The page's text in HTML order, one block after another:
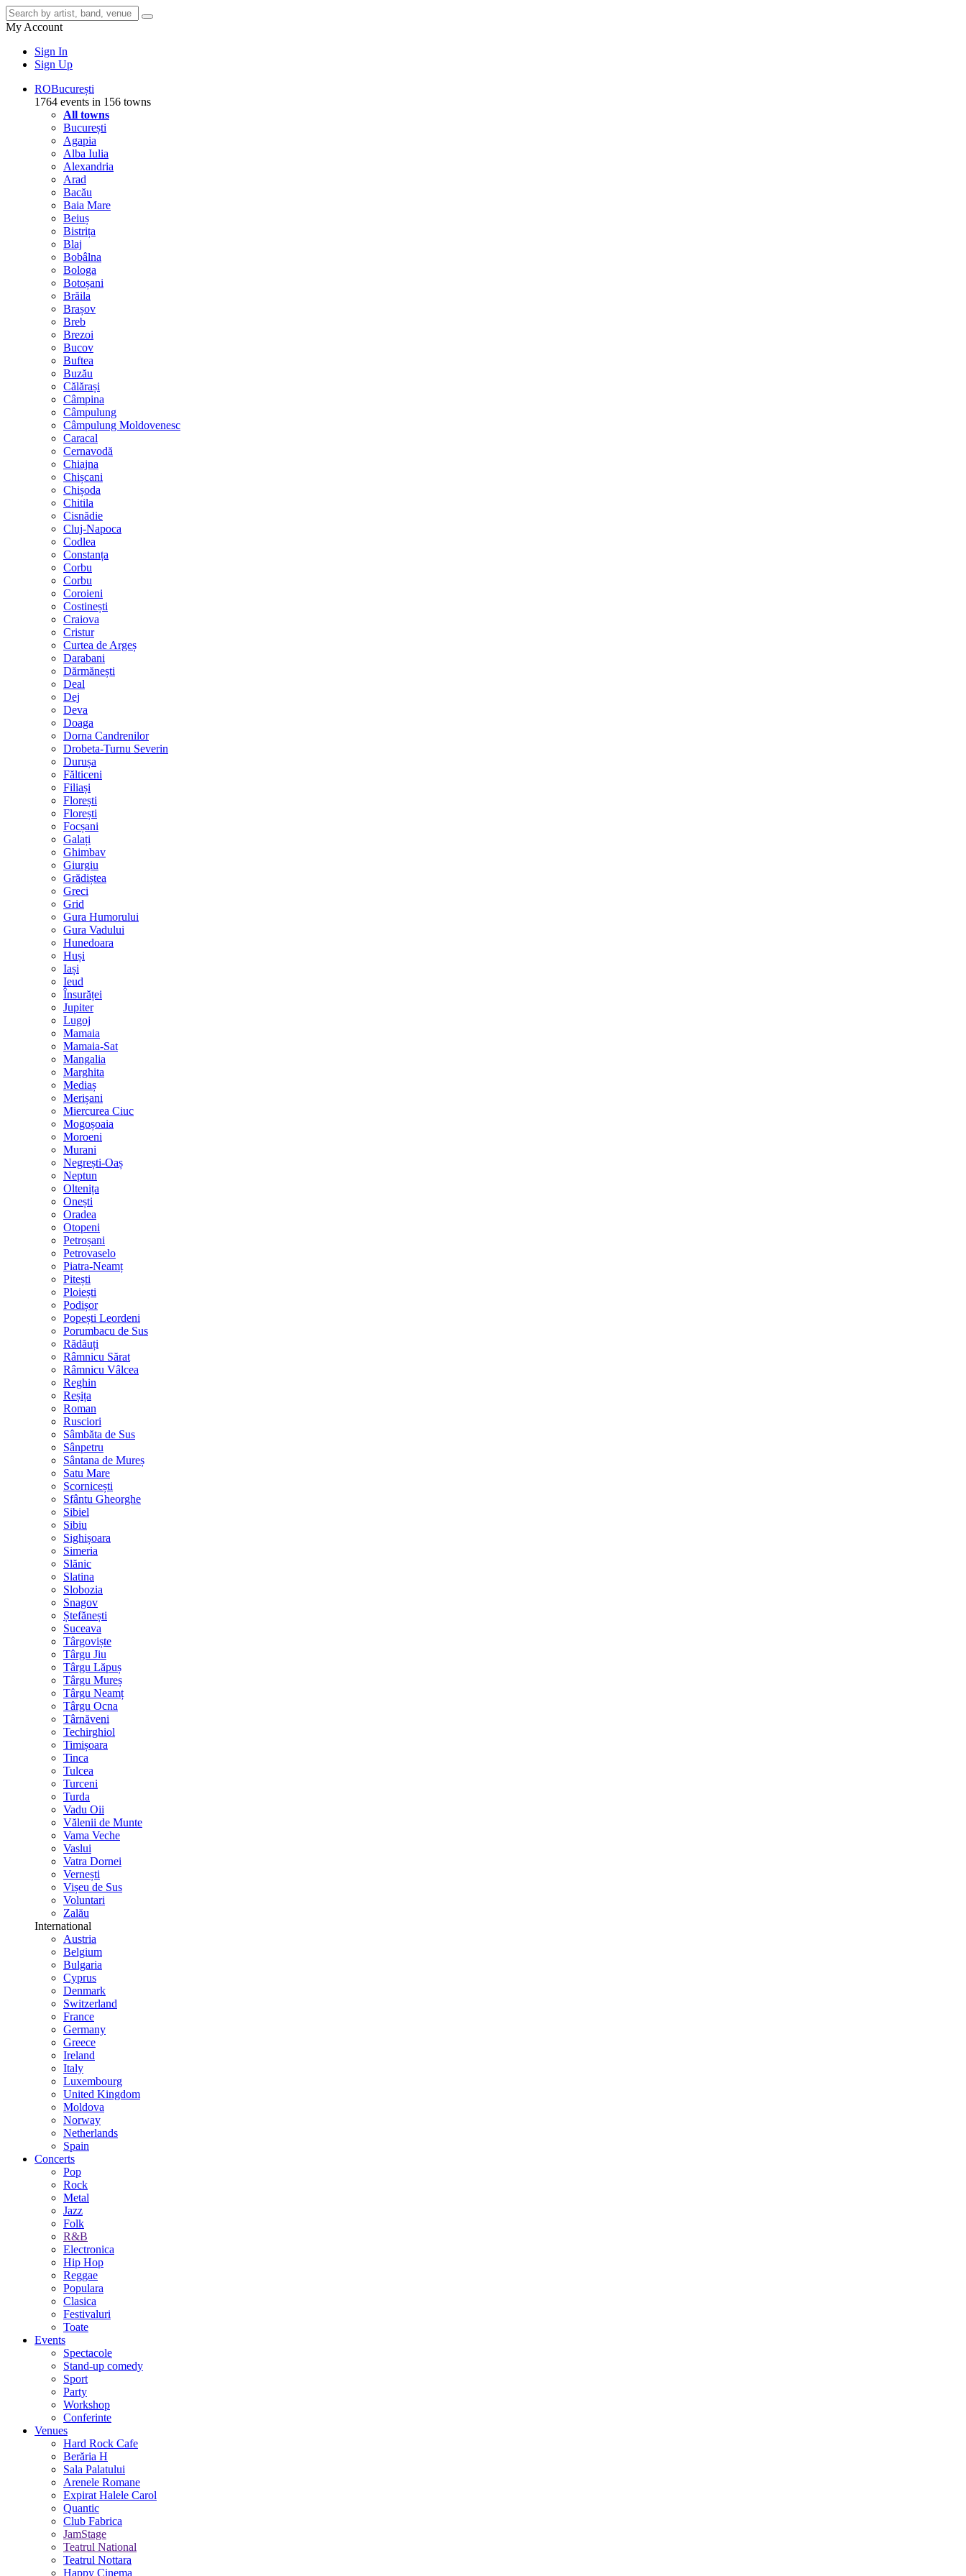
My Account
Sign In
Sign Up
ROBucurești
1764 events in 156 towns
All towns
București
Agapia
Alba Iulia
Alexandria
Arad
Bacău
Baia Mare
Beiuș
Bistrița
Blaj
Bobâlna
Bologa
Botoșani
Brăila
Brașov
Breb
Brezoi
Bucov
Buftea
Buzău
Călărași
Câmpina
Câmpulung
Câmpulung Moldovenesc
Caracal
Cernavodă
Chiajna
Chișcani
Chișoda
Chitila
Cisnădie
Cluj-Napoca
Codlea
Constanța
Corbu
Corbu
Coroieni
Costinești
Craiova
Cristur
Curtea de Argeș
Darabani
Dărmănești
Deal
Dej
Deva
Doaga
Dorna Candrenilor
Drobeta-Turnu Severin
Durușa
Fălticeni
Filiași
Florești
Florești
Focșani
Galați
Ghimbav
Giurgiu
Grădiștea
Greci
Grid
Gura Humorului
Gura Vadului
Hunedoara
Huși
Iași
Ieud
Însurăței
Jupiter
Lugoj
Mamaia
Mamaia-Sat
Mangalia
Marghita
Mediaș
Merișani
Miercurea Ciuc
Mogoșoaia
Moroeni
Murani
Negrești-Oaș
Neptun
Oltenița
Onești
Oradea
Otopeni
Petroșani
Petrovaselo
Piatra-Neamț
Pitești
Ploiești
Podișor
Popești Leordeni
Porumbacu de Sus
Rădăuți
Râmnicu Sărat
Râmnicu Vâlcea
Reghin
Reșița
Roman
Rusciori
Sâmbăta de Sus
Sânpetru
Sântana de Mureș
Satu Mare
Scornicești
Sfântu Gheorghe
Sibiel
Sibiu
Sighișoara
Simeria
Slănic
Slatina
Slobozia
Snagov
Ștefănești
Suceava
Târgoviște
Târgu Jiu
Târgu Lăpuș
Târgu Mureș
Târgu Neamț
Târgu Ocna
Târnăveni
Techirghiol
Timișoara
Tinca
Tulcea
Turceni
Turda
Vadu Oii
Vălenii de Munte
Vama Veche
Vaslui
Vatra Dornei
Vernești
Vișeu de Sus
Voluntari
Zalău
International
Austria
Belgium
Bulgaria
Cyprus
Denmark
Switzerland
France
Germany
Greece
Ireland
Italy
Luxembourg
United Kingdom
Moldova
Norway
Netherlands
Spain
Concerts
Pop
Rock
Metal
Jazz
Folk
R&B
Electronica
Hip Hop
Reggae
Populara
Clasica
Festivaluri
Toate
Events
Spectacole
Stand-up comedy
Sport
Party
Workshop
Conferinte
Venues
Hard Rock Cafe
Berăria H
Sala Palatului
Arenele Romane
Expirat Halele Carol
Quantic
Club Fabrica
JamStage
Teatrul National
Teatrul Nottara
Happy Cinema